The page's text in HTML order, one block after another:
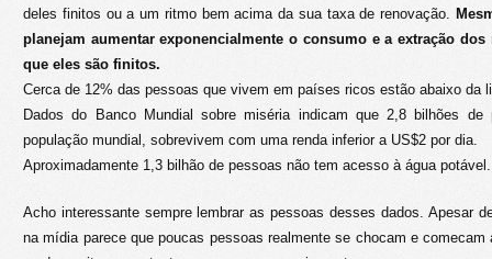
deles finitos ou a um ritmo bem acima da sua taxa de renovação.
planejam aumentar exponencialmente o consumo e a extração
que eles são finitos.
Cerca de 12% das pessoas que vivem em países ricos estão abaixo da
Dados do Banco Mundial sobre miséria indicam que 2,8 bilhões
população mundial, sobrevivem com uma renda inferior a US$2 por dia.
Aproximadamente 1,3 bilhão de pessoas não tem acesso à água potável.
Acho interessante sempre lembrar as pessoas desses dados. Apesar
na mídia parece que poucas pessoas realmente se chocam e